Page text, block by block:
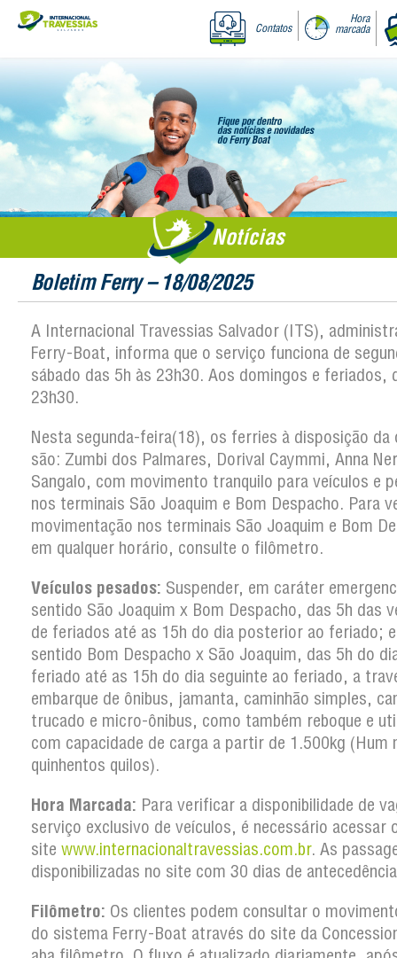
Contatos
Hora
marcada
Notícias
Boletim Ferry – 18/08/2025
A Internacional Travessias Salvador (ITS),
Ferry-Boat, informa que o serviço funciona de
sábado das 5h às 23h30. Aos domingos e feriados,
23h30.
Nesta segunda-feira(18), os ferries à disposição da
são: Zumbi dos Palmares, Dorival Caymmi, Anna
Sangalo, com movimento tranquilo para veículos e
nos terminais São Joaquim e Bom Despacho. Para
movimentação nos terminais São Joaquim e Bom
em qualquer horário, consulte o filômetro.
Veículos pesados: Suspender, em caráter
sentido São Joaquim x Bom Despacho, das 5h das
de feriados até as 15h do dia posterior ao feriado;
sentido Bom Despacho x São Joaquim, das 5h do
feriado até as 15h do dia seguinte ao feriado, a
embarque de ônibus, jamanta, caminhão simples,
trucado e micro-ônibus, como também reboque e
com capacidade de carga a partir de 1.500kg (Hum
quinhentos quilos).
Hora Marcada: Para verificar a disponibilidade de
serviço exclusivo de veículos, é necessário acessar
site www.internacionaltravessias.com.br. As
disponibilizadas no site com 30 dias de
Filômetro: Os clientes podem consultar o
do sistema Ferry-Boat através do site da